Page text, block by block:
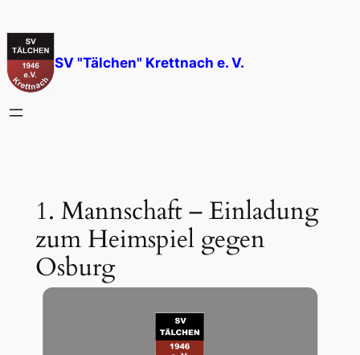
Inhalt
springenSV "Tälchen" Krettnach e. V.
1. Mannschaft – Einladung
zum Heimspiel gegen
Osburg
vonGünter Heidt